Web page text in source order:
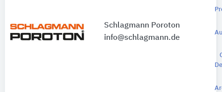
Schlagmann Poroton
info@schlagmann.de